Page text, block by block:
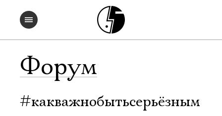
Форум
#какважнобытьсерьёзным